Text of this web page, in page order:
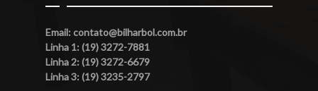
Email: contato@bilharbol.com.br
Linha 1: (19) 3272-7881
Linha 2: (19) 3272-6679
Linha 3: (19) 3235-2797